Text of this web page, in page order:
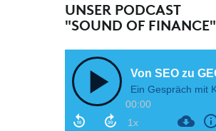
UNSER PODCAST
"SOUND OF FINANCE"